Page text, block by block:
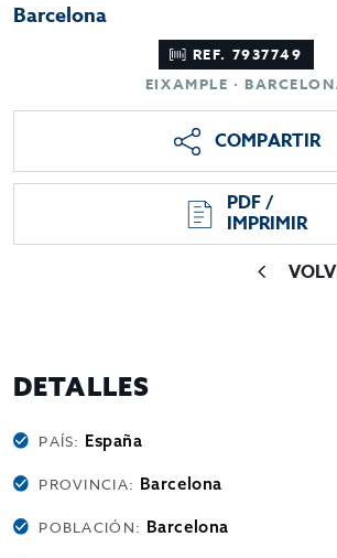
Barcelona
REF. 7937749
EIXAMPLE ·
COMPARTIR
PDF /
IMPRIMIR
DETALLES
PAÍS: España
PROVINCIA: Barcelona
POBLACIÓN: Barcelona